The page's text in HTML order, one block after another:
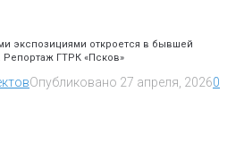
экспозициями откроется в бывшей
ГТРК «Псков»
Опубликовано 27 апреля, 20260